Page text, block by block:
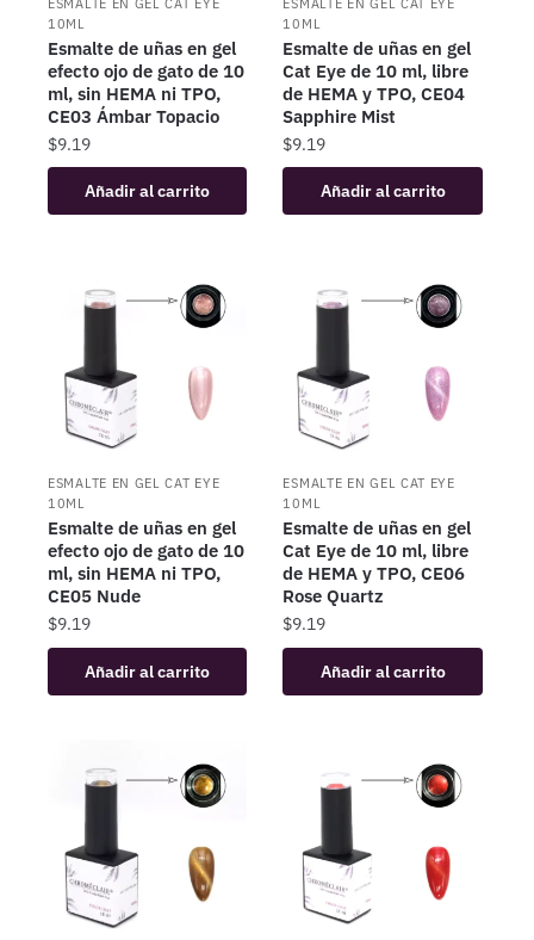
10ML
Esmalte de uñas en gel
efecto ojo de gato de 10
ml, sin HEMA ni TPO,
CE03 Ámbar Topacio
$9.19
Añadir al carrito
10ML
Esmalte de uñas en gel
Cat Eye de 10 ml, libre
de HEMA y TPO, CE04
Sapphire Mist
$9.19
Añadir al carrito
ESMALTE EN GEL CAT EYE
10ML
Esmalte de uñas en gel
efecto ojo de gato de 10
ml, sin HEMA ni TPO,
CE05 Nude
$9.19
Añadir al carrito
ESMALTE EN GEL CAT EYE
10ML
Esmalte de uñas en gel
Cat Eye de 10 ml, libre
de HEMA y TPO, CE06
Rose Quartz
$9.19
Añadir al carrito